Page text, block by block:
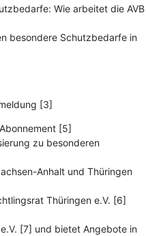
besondere Schutzbedarfe in
[3]
[5]
zu besonderen
Anhalt und Thüringen
Thüringen e.V. [6]
[7] und bietet Angebote in